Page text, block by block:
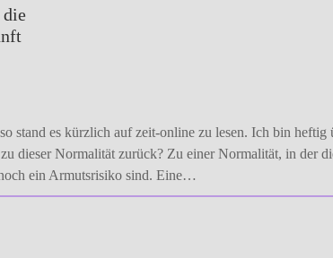
die
stand es kürzlich auf zeit-online zu lesen. Ich bin
dieser Normalität zurück? Zu einer Normalität, in der
ein Armutsrisiko sind. Eine…